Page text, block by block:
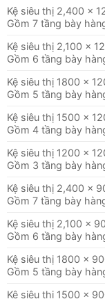
Kệ siêu thị 2,400 x
Gồm 7 tầng bày
Kệ siêu thị 2,100 x
Gồm 6 tầng bày
Kệ siêu thị 1800 x
Gồm 5 tầng bày
Kệ siêu thị 1500 x
Gồm 4 tầng bày
Kệ siêu thị 1200 x
Gồm 3 tầng bày
Kệ siêu thị 2,400 x
Gồm 7 tầng bày
Kệ siêu thị 2,100 x
Gồm 6 tầng bày
Kệ siêu thị 1800 x
Gồm 5 tầng bày
Kệ siêu thị 1500 x